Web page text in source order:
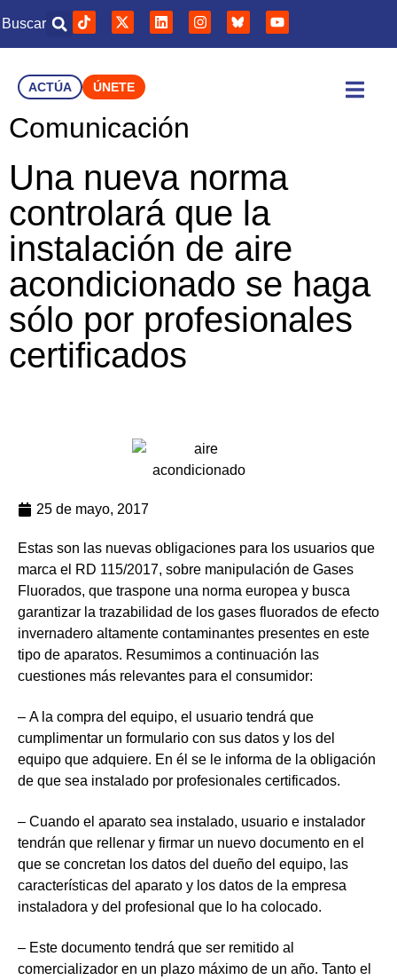
Buscar
ACTÚA ÚNETE
Comunicación
Una nueva norma
controlará que la
instalación de aire
acondicionado se haga
sólo por profesionales
certificados
25 de mayo, 2017
Estas son las nuevas obligaciones para los usuarios que
marca el RD 115/2017, sobre manipulación de Gases
Fluorados, que traspone una norma europea y busca
garantizar la trazabilidad de los gases fluorados de efecto
invernadero altamente contaminantes presentes en este
tipo de aparatos. Resumimos a continuación las
cuestiones más relevantes para el consumidor:
– A la compra del equipo, el usuario tendrá que
cumplimentar un formulario con sus datos y los del
equipo que adquiere. En él se le informa de la obligación
de que sea instalado por profesionales certificados.
– Cuando el aparato sea instalado, usuario e instalador
tendrán que rellenar y firmar un nuevo documento en el
que se concretan los datos del dueño del equipo, las
características del aparato y los datos de la empresa
instaladora y del profesional que lo ha colocado.
– Este documento tendrá que ser remitido al
comercializador en un plazo máximo de un año. Tanto el
Carlos
Martínez.
Comisiones
Obreras.
608
75
Sagrario
Monedero.
615
23
98
78
*Alianza